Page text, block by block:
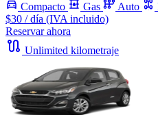
Compacto Gas Auto
$30 / día (IVA incluido)
Reservar ahora
Unlimited kilometraje